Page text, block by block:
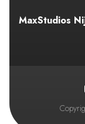
MaxStudios